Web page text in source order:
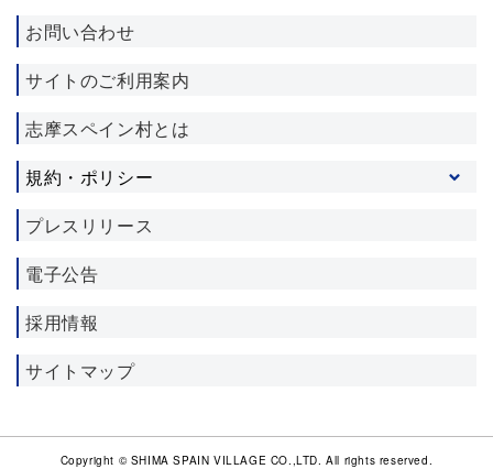
お問い合わせ
サイトのご利用案内
志摩スペイン村とは
規約・ポリシー
プライバシーポリシー
施設利用約款
プレスリリース
電子公告
採用情報
サイトマップ
Copyright © SHIMA SPAIN VILLAGE CO.,LTD. All rights reserved.